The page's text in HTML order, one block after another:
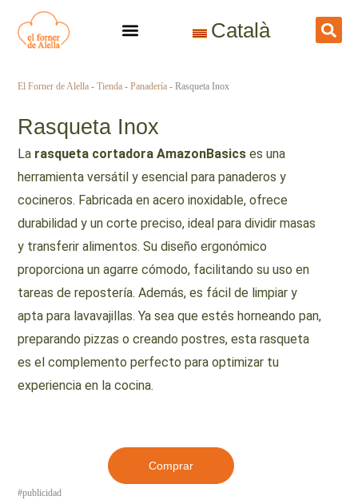
contenido
Català
El Forner de Alella -Tienda -Panadería -Rasqueta Inox
Rasqueta Inox
La rasqueta cortadora AmazonBasics es una
herramienta versátil y esencial para panaderos y
cocineros. Fabricada en acero inoxidable, ofrece
durabilidad y un corte preciso, ideal para dividir masas
y transferir alimentos. Su diseño ergonómico
proporciona un agarre cómodo, facilitando su uso en
tareas de repostería. Además, es fácil de limpiar y
apta para lavavajillas. Ya sea que estés horneando pan,
preparando pizzas o creando postres, esta rasqueta
es el complemento perfecto para optimizar tu
experiencia en la cocina.
Comprar
#publicidad